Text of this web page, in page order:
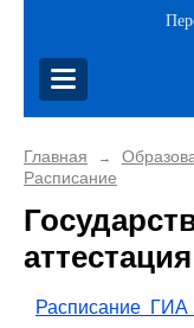
Главная →
Расписание
аттестация
Расписание ГИА